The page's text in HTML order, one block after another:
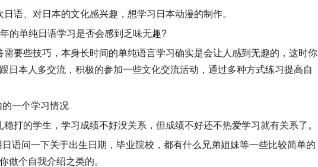
语、对日本的文化感兴趣，想学习日本动漫的制作。
的单纯日语学习是否会感到乏味无趣?
需要些技巧，本身长时间的单纯语言学习确实是会让人感到无趣的，这时你
日本人多交流，积极的参加一些文化交流活动，通过多种方式练习提高自
一个学习情况
稳打的学生，学习成绩不好没关系，但成绩不好还不热爱学习就有关系了。
语问一下关于出生日期，毕业院校，都有什么兄弟姐妹等一些比较简单的
做个自我介绍之类的。